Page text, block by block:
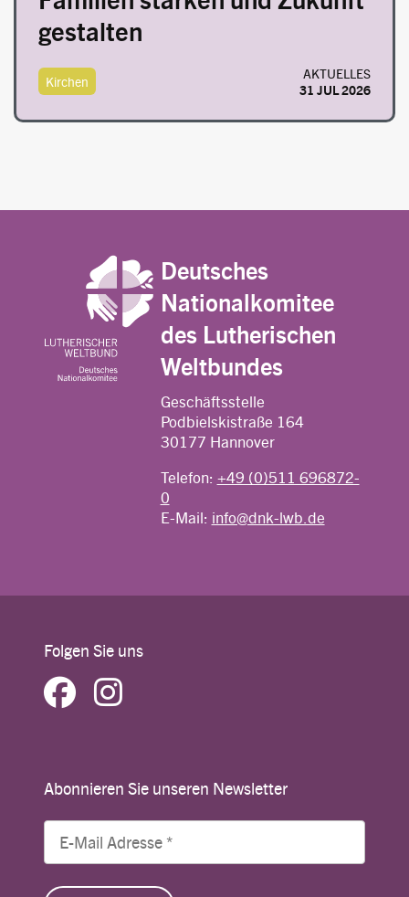
gestalten
Kirchen
AKTUELLES
31 JUL 2026
Deutsches
Nationalkomitee
des Lutherischen
Weltbundes
Geschäftsstelle
Podbielskistraße 164
30177 Hannover
Telefon: +49 (0)511 696872-
0
E-Mail: info@dnk-lwb.de
Folgen Sie uns
Abonnieren Sie unseren Newsletter